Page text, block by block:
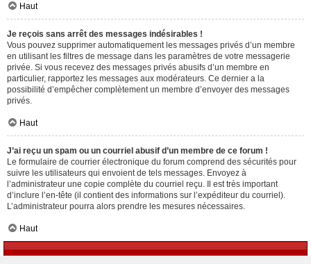
Haut
Je reçois sans arrêt des messages indésirables !
Vous pouvez supprimer automatiquement les messages privés d’un membre
en utilisant les filtres de message dans les paramètres de votre messagerie
privée. Si vous recevez des messages privés abusifs d’un membre en
particulier, rapportez les messages aux modérateurs. Ce dernier a la
possibilité d’empêcher complètement un membre d’envoyer des messages
privés.
Haut
J’ai reçu un spam ou un courriel abusif d’un membre de ce forum !
Le formulaire de courrier électronique du forum comprend des sécurités pour
suivre les utilisateurs qui envoient de tels messages. Envoyez à
l’administrateur une copie complète du courriel reçu. Il est très important
d’inclure l’en-tête (il contient des informations sur l’expéditeur du courriel).
L’administrateur pourra alors prendre les mesures nécessaires.
Haut